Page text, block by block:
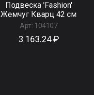
Подвеска 'Fashion'
Жемчуг Кварц 42 см
Арт: 104107
3 163.24 ₽